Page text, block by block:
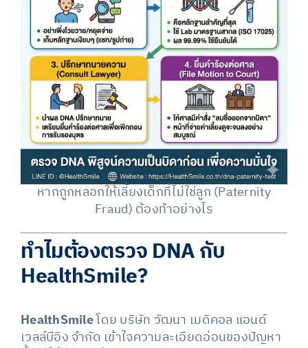
หากถูกหลอกให้เลี้ยงเด็กที่ไม่ใช่ลูก (Paternity
Fraud) ต้องทำอย่างไร
ทำไมต้องตรวจ DNA กับ
HealthSmile?
HealthSmileโดย บริษัท วัฒนา เมดิคอล แอนด์
เวลล์บีอิง จำกัด เข้าใจความละเอียดอ่อนของปัญหา